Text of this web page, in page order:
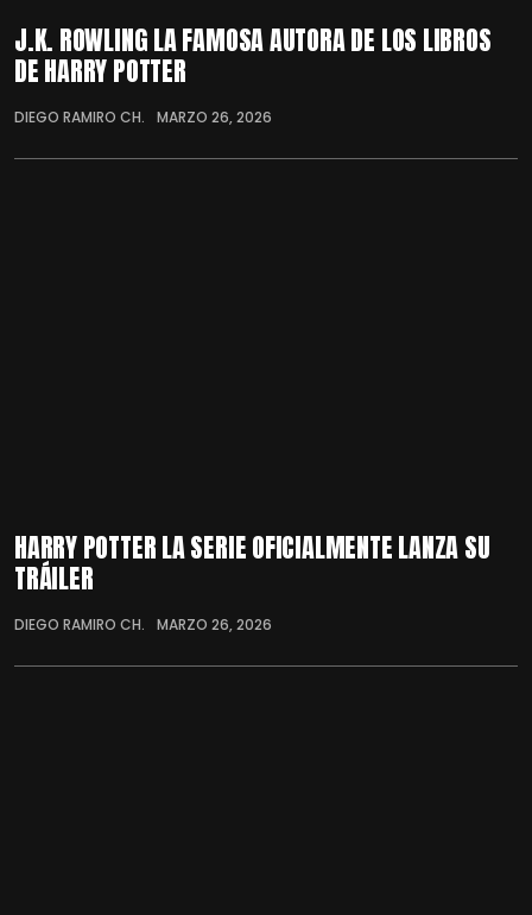
J.K. ROWLING LA FAMOSA AUTORA DE LOS LIBROS
DE HARRY POTTER
DIEGO RAMIRO CH. MARZO 26, 2026
HARRY POTTER LA SERIE OFICIALMENTE LANZA SU
TRÁILER
DIEGO RAMIRO CH. MARZO 26, 2026